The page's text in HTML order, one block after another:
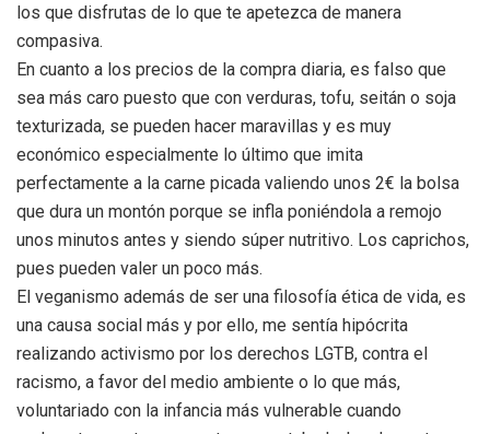
los que disfrutas de lo que te apetezca de manera
compasiva.
En cuanto a los precios de la compra diaria, es falso que
sea más caro puesto que con verduras, tofu, seitán o soja
texturizada, se pueden hacer maravillas y es muy
económico especialmente lo último que imita
perfectamente a la carne picada valiendo unos 2€ la bolsa
que dura un montón porque se infla poniéndola a remojo
unos minutos antes y siendo súper nutritivo. Los caprichos,
pues pueden valer un poco más.
El veganismo además de ser una filosofía ética de vida, es
una causa social más y por ello, me sentía hipócrita
realizando activismo por los derechos LGTB, contra el
racismo, a favor del medio ambiente o lo que más,
voluntariado con la infancia más vulnerable cuando